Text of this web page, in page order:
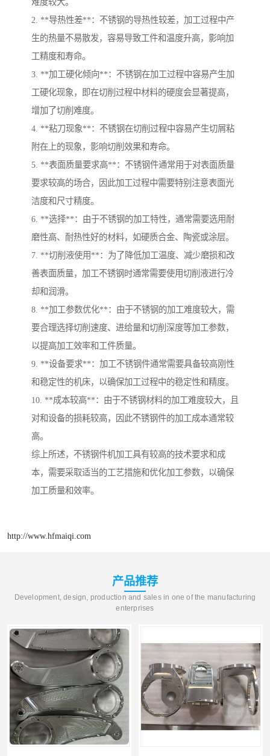
难度较大。
2. **导热性差**：不锈钢的导热性较差，加工过程中产
生的热量不易散发，容易导致工件和温度升高，影响加
工精度和寿命。
3. **加工硬化倾向**：不锈钢在加工过程中容易产生加
工硬化现象，即在切削过程中材料的硬度会显著提高，
增加了切削难度。
4. **粘刀现象**：不锈钢在切削过程中容易产生切屑粘
附在上的现象，影响切削效果和寿命。
5. **表面质量要求高**：不锈钢件通常用于对表面质量
要求较高的场合，因此加工过程中需要特别注意表面光
洁度和尺寸精度。
6. **选择**：由于不锈钢的加工特性，通常需要选用耐
磨性高、耐热性好的材料，如硬质合金、陶瓷或涂层。
7. **切削液使用**：为了降低加工温度、减少磨损和改
善表面质量，加工不锈钢时通常需要使用切削液进行冷
却和润滑。
8. **加工参数优化**：由于不锈钢的加工难度较大，需
要合理选择切削速度、进给量和切削深度等加工参数，
以提高加工效率和工件质量。
9. **设备要求**：加工不锈钢件通常需要具备较高刚性
和稳定性的机床，以确保加工过程中的稳定性和精度。
10. **成本较高**：由于不锈钢材料的加工难度较大，且
对和设备的损耗较高，因此不锈钢件的加工成本通常较
高。
综上所述，不锈钢件机加工具有较高的技术要求和成
本，需要采取适当的工艺措施和优化加工参数，以确保
加工质量和效率。
http://www.hfmaiqi.com
产品推荐
Development, design, production and sales in one of the manufacturing
enterprises